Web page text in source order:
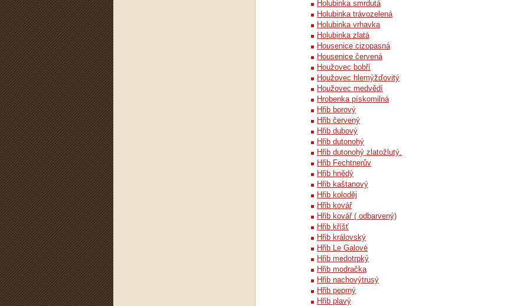
Holubinka smrdutá
Holubinka trávozelená
Holubinka vrhavka
Holubinka zlatá
Housenice cizopasná
Housenice červená
Houžovec bobří
Houžovec hlemýžďovitý
Houžovec medvědí
Hrobenka pískomilná
Hřib borový
Hřib červený
Hřib dubový
Hřib dutonohý
Hřib dutonohý zlatožlutý.
Hřib Fechtnerův
Hřib hnědý
Hřib kaštanový
Hřib koloděj
Hřib kovář
Hřib kovář ( odbarvený)
Hřib kříšť
Hřib královský
Hřib Le Galové
Hřib medotrpký
Hřib modračka
Hřib nachovýtrusý
Hřib peprný
Hřib plavý